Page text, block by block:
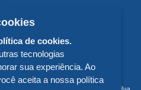
- CNPJ n° 75.095.679/0011-10 - Rua
de cookies.
tecnologias
sua experiência. Ao
aceita a nossa política